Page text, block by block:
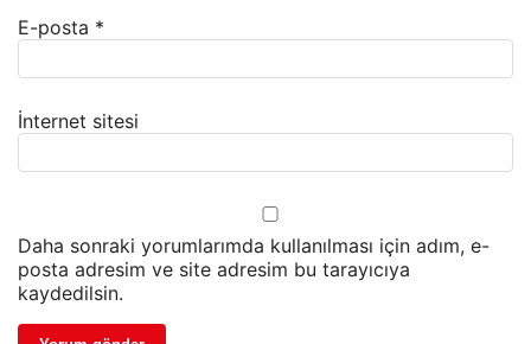
E-posta *
İnternet sitesi
Daha sonraki yorumlarımda kullanılması için adım, e-
posta adresim ve site adresim bu tarayıcıya
kaydedilsin.